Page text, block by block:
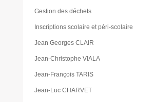
Gestion des déchets
Inscriptions scolaire et péri-scolaire
Jean Georges CLAIR
Jean-Christophe VIALA
Jean-François TARIS
Jean-Luc CHARVET